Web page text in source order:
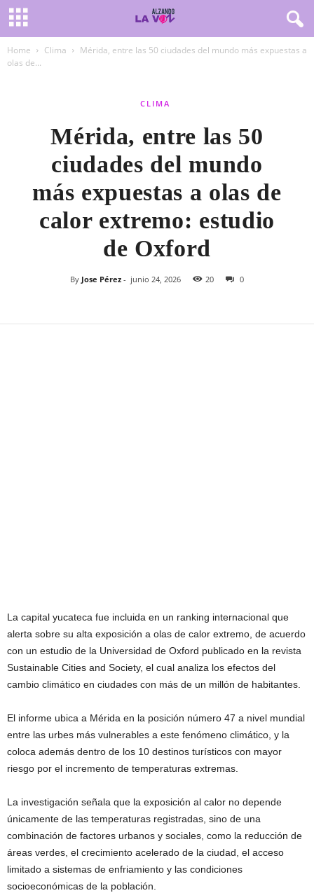
Home Clima
Mérida, entre las 50 ciudades del mundo más expuestas a
olas de...
CLIMA
Mérida, entre las 50
ciudades del mundo
más expuestas a olas de
calor extremo: estudio
de Oxford
By Jose Pérez - junio 24, 2026 20 0
La capital yucateca fue incluida en un ranking internacional que
alerta sobre su alta exposición a olas de calor extremo, de acuerdo
con un estudio de la Universidad de Oxford publicado en la revista
Sustainable Cities and Society, el cual analiza los efectos del
cambio climático en ciudades con más de un millón de habitantes.
El informe ubica a Mérida en la posición número 47 a nivel mundial
entre las urbes más vulnerables a este fenómeno climático, y la
coloca además dentro de los 10 destinos turísticos con mayor
riesgo por el incremento de temperaturas extremas.
La investigación señala que la exposición al calor no depende
únicamente de las temperaturas registradas, sino de una
combinación de factores urbanos y sociales, como la reducción de
áreas verdes, el crecimiento acelerado de la ciudad, el acceso
limitado a sistemas de enfriamiento y las condiciones
socioeconómicas de la población.